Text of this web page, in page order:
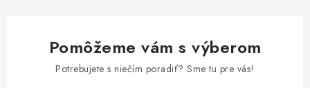
Pomôžeme vám s výberom
Potrebujete s niečím poradiť? Sme tu pre vás!